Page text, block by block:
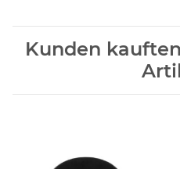
Kunden